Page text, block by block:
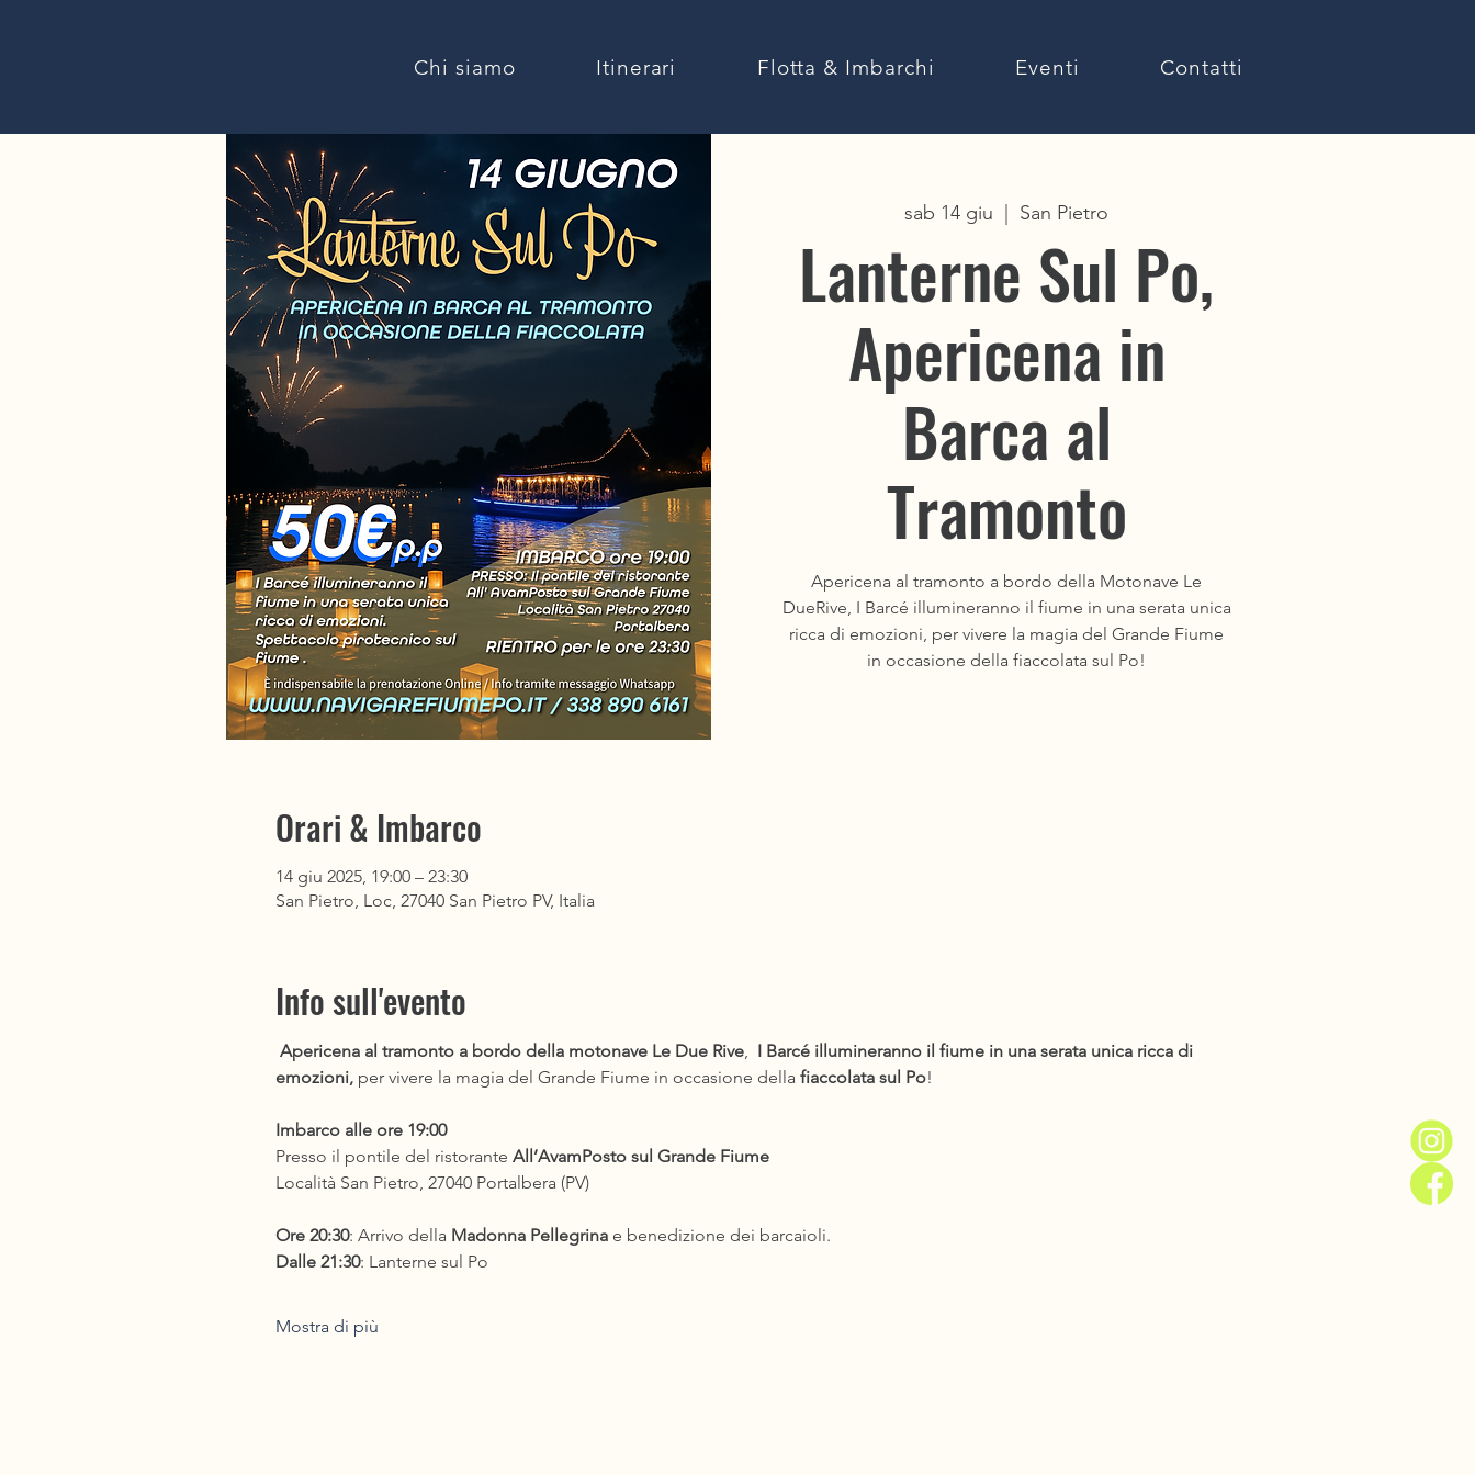
FIUME PO
NAVIGARE
WWW.NAVIG AREFIUMEPO.IT
Chi siamo Itinerari Flotta & Imbarchi Eventi Contatti
sab 14 giu San Pietro
Lanterne Sul Po,
Apericena in
Barca al
Tramonto
Apericena al tramonto a bordo della Motonave Le
DueRive, I Barcé illumineranno il fiume in una serata unica
ricca di emozioni, per vivere la magia del Grande Fiume
in occasione della fiaccolata sul Po!
Orari & Imbarco
14 giu 2025, 19:00 – 23:30
San Pietro, Loc, 27040 San Pietro PV, Italia
Info sull'evento
Apericena al tramonto a bordo della motonave Le Due Rive, I Barcé illumineranno il fiume in una serata unica ricca di
emozioni, per vivere la magia del Grande Fiume in occasione della fiaccolata sul Po!
Imbarco alle ore 19:00
Presso il pontile del ristorante All’AvamPosto sul Grande Fiume
Località San Pietro, 27040 Portalbera (PV)
Ore 20:30: Arrivo della Madonna Pellegrina e benedizione dei barcaioli.
Dalle 21:30: Lanterne sul Po
Mostra di più